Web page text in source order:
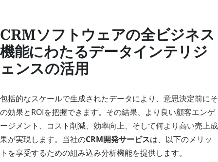
CRMソフトウェアの全ビジネス
機能にわたるデータインテリジ
ェンスの活用
包括的なスケールで生成されたデータにより、意思決定前にそ
の効果とROIを把握できます。その結果、より良い顧客エンゲ
ージメント、コスト削減、効率向上、そして何より高い売上成
果が実現します。当社のCRM開発サービスは、以下のメリッ
トを享受するための組み込み分析機能を提供します。